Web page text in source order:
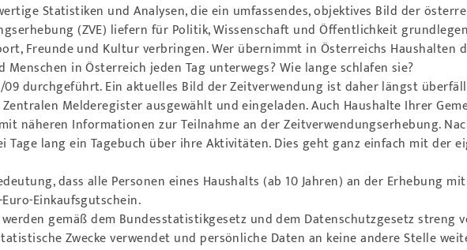
Statistiken und Analysen, die ein umfassendes, objektives Bild der
(ZVE) liefern für Politik, Wissenschaft und Öffentlichkeit
Freunde und Kultur verbringen. Wer übernimmt in Österreichs Haushalten
in Österreich jeden Tag unterwegs? Wie lange schlafen sie?
09 durchgeführt. Ein aktuelles Bild der Zeitverwendung ist daher längst
Melderegister ausgewählt und eingeladen. Auch Haushalte Ihrer
näheren Informationen zur Teilnahme an der Zeitverwendungserhebung.
lang ein Tagebuch über ihre Aktivitäten. Dies geht ganz einfach mit der
dass alle Personen eines Haushalts (ab 10 Jahren) an der Erhebung
Einkaufsgutschein.
gemäß dem Bundesstatistikgesetz und dem Datenschutzgesetz
Zwecke verwendet und persönliche Daten an keine andere Stelle